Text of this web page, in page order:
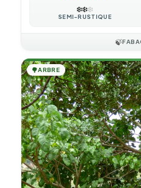
❄️❄️❄️
SEMI-RUSTIQUE
🍃
🌳ARBRE